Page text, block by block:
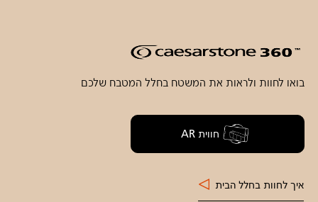
בואו לחוות ולראות את המשטח בחלל המטבח שלכם
חווית AR
איך לחוות בחלל הבית